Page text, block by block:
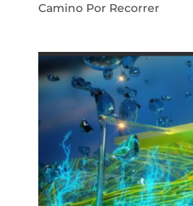
Camino Por Recorrer